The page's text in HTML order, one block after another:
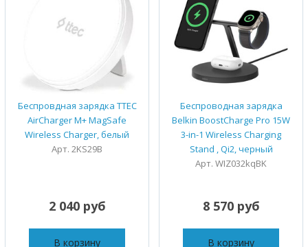
Беспровдная зарядка TTEC
AirCharger M+ MagSafe
Wireless Charger, белый
Арт. 2KS29B
2 040 руб
В корзину
Беспроводная зарядка
Belkin BoostCharge Pro 15W
3-in-1 Wireless Charging
Stand , Qi2, черный
Арт. WIZ032kqBK
8 570 руб
В корзину